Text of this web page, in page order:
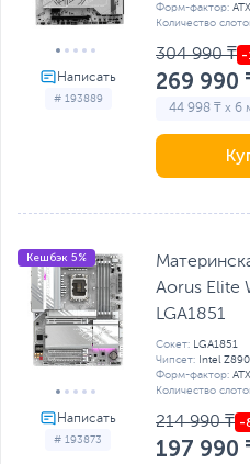
# 193889
Форм-фактор: ATX
Количество
304 990 ₸
269 990
44 998 ₸ x 6
# 193873
Кешбэк 5%
Aorus Elite
LGA1851
Сокет:
LGA1851
Чипсет: Intel Z890
Форм-фактор: ATX
Количество
214 990 ₸
197 990